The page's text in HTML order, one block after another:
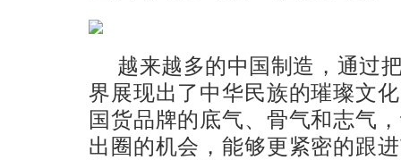
越来越多的中国制造，通过
界展现出了中华民族的璀璨文
国货品牌的底气、骨气和志气
出圈的机会，能够更紧密的跟